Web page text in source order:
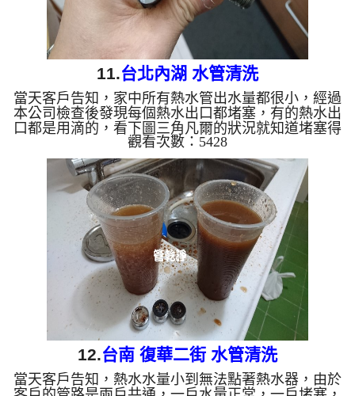
11.台北內湖 水管清洗
當天客戶告知，家中所有熱水管出水量都很小，經過
本公司檢查後發現每個熱水出口都堵塞，有的熱水出
口都是用滴的，看下圖三角凡爾的狀況就知道堵塞得
多嚴重，管路裡面也是如此，幾乎都快沒有空隙可以
讓水流過了，於是本公司架起 水管清洗機 ，利用特
殊 清洗水管 工法 洗水管 ，沒多久管路就堵塞無法出
水，過程堵塞約6-8次， 水管清洗 約五小時，終於讓
熱水管正常出水。 清洗水管 水管清洗 洗水管 熱水管
堵塞 熱水忽冷忽熱 ...
觀看次數：5428
12.台南 復華二街 水管清洗
當天客戶告知，熱水水量小到無法點著熱水器，由於